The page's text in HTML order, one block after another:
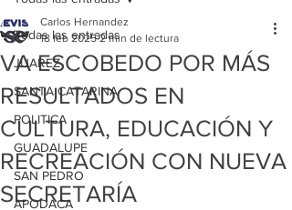
Todas las entradas
JUAREZ
SANTA CATARINA
POLITICA
GUADALUPE
SAN PEDRO
APODACA
VA ESCOBEDO POR MÁS
RESULTADOS EN
CULTURA, EDUCACIÓN Y
RECREACIÓN CON NUEVA
SECRETARÍA
Carlos Hernandez
18 feb 2025 2 min de lectura